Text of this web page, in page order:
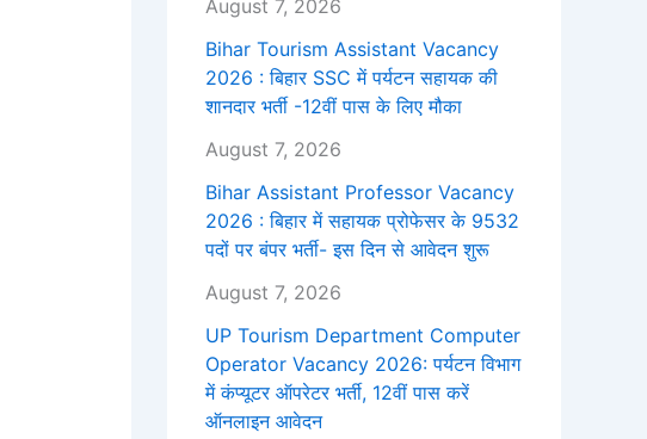
August 7, 2026
Bihar Tourism Assistant Vacancy
2026 : बिहार SSC में पर्यटन सहायक की
शानदार भर्ती -12वीं पास के लिए मौका
August 7, 2026
Bihar Assistant Professor Vacancy
2026 : बिहार में सहायक प्रोफेसर के 9532
पदों पर बंपर भर्ती- इस दिन से आवेदन शुरू
August 7, 2026
UP Tourism Department Computer
Operator Vacancy 2026: पर्यटन विभाग
में कंप्यूटर ऑपरेटर भर्ती, 12वीं पास करें
ऑनलाइन आवेदन